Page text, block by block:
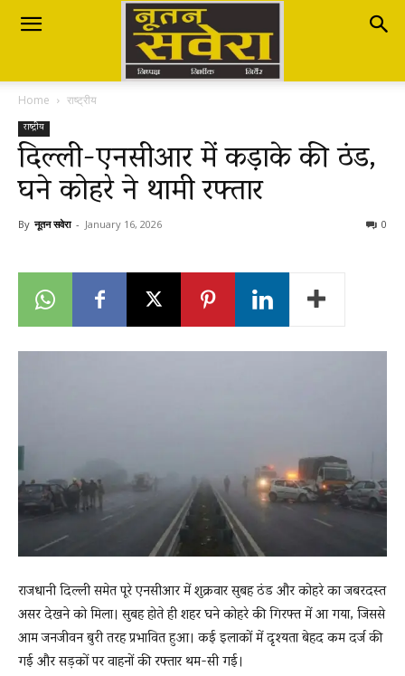
Nutan
Savera
नूतन
News
Home राष्ट्रीय
राष्ट्रीय
दिल्ली-एनसीआर में कड़ाके की ठंड,
घने कोहरे ने थामी रफ्तार
By नूतन सवेरा - January 16, 2026 0
राजधानी दिल्ली समेत पूरे एनसीआर में शुक्रवार सुबह ठंड और कोहरे का जबरदस्त
असर देखने को मिला। सुबह होते ही शहर घने कोहरे की गिरफ्त में आ गया, जिससे
आम जनजीवन बुरी तरह प्रभावित हुआ। कई इलाकों में दृश्यता बेहद कम दर्ज की
गई और सड़कों पर वाहनों की रफ्तार थम-सी गई।